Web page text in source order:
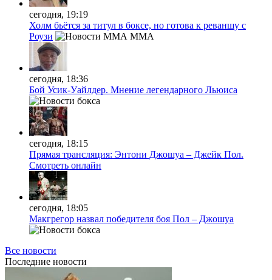
сегодня, 19:19
Холм бьётся за титул в боксе, но готова к реваншу с
Роузи
MMA
сегодня, 18:36
Бой Усик-Уайлдер. Мнение легендарного Льюиса
сегодня, 18:15
Прямая трансляция: Энтони Джошуа – Джейк Пол.
Смотреть онлайн
сегодня, 18:05
Макгрегор назвал победителя боя Пол – Джошуа
Все новости
Последние новости